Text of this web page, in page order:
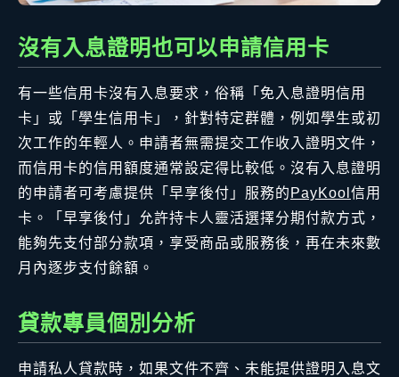
沒有入息證明也可以申請信用卡
有一些信用卡沒有入息要求，俗稱「免入息證明信用
卡」或「學生信用卡」，針對特定群體，例如學生或初
次工作的年輕人。申請者無需提交工作收入證明文件，
而信用卡的信用額度通常設定得比較低。沒有入息證明
的申請者可考慮提供「早享後付」服務的 PayKool 信用
卡。「早享後付」允許持卡人靈活選擇分期付款方式，
能夠先支付部分款項，享受商品或服務後，再在未來數
月內逐步支付餘額。
貸款專員個別分析
申請私人貸款時，如果文件不齊、未能提供證明入息文